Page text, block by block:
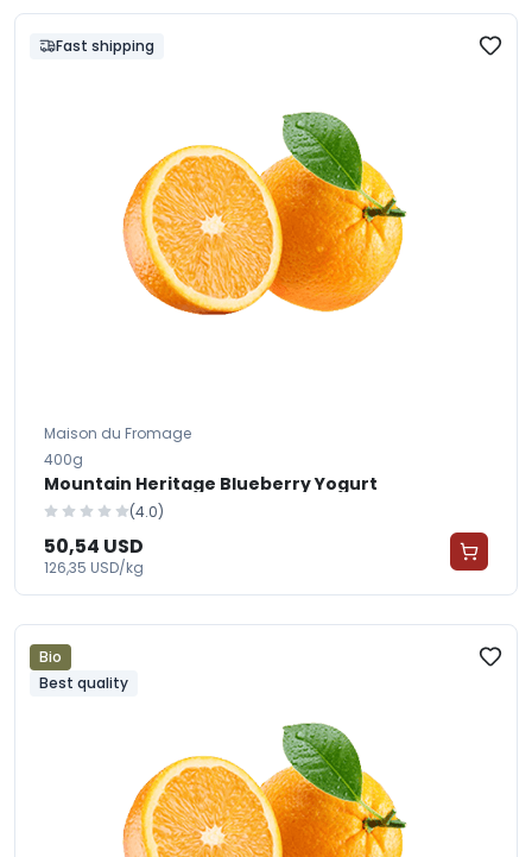
Fast shipping
Maison du Fromage
400g
Mountain Heritage Blueberry Yogurt
(4.0)
50,54 USD
126,35 USD/kg
Bio
Best quality